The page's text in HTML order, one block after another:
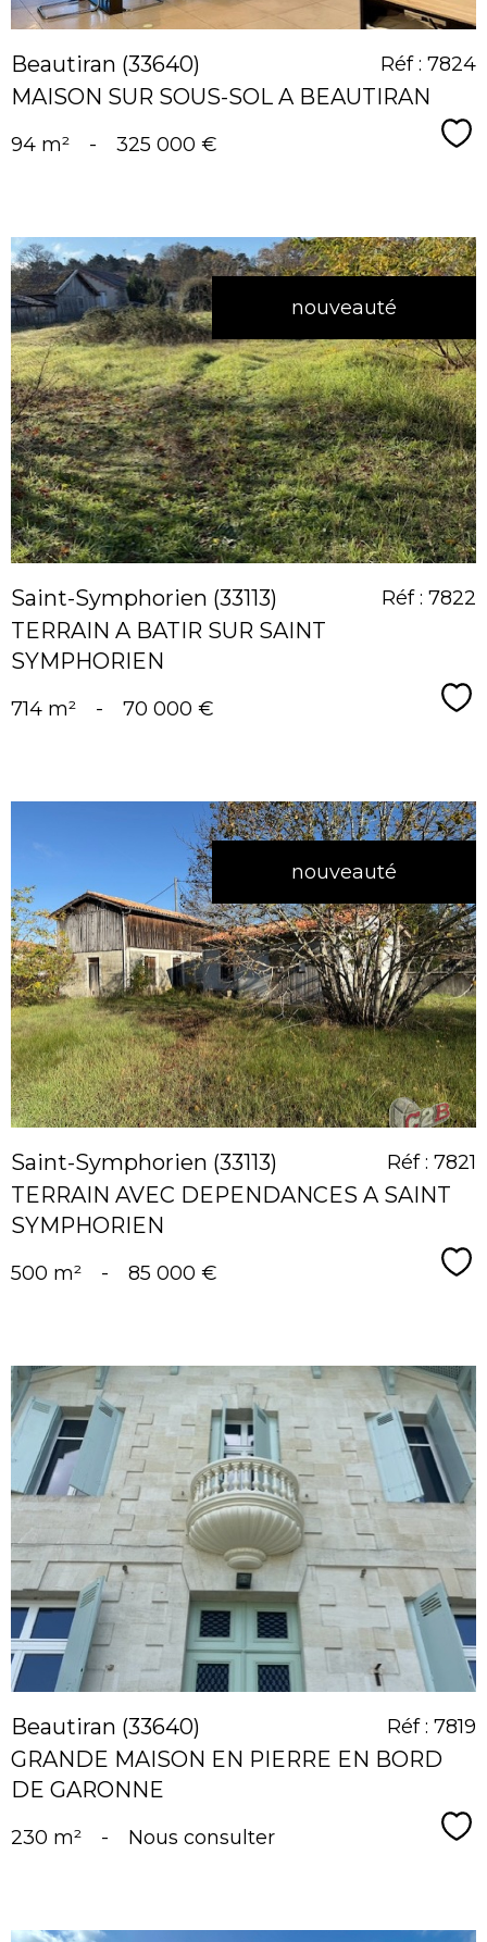
Beautiran (33640)
MAISON SUR SOUS-SOL A BEAUTIRAN
Réf : 7824
94 m² - 325 000 €
nouveauté
voir le
bien
Saint-Symphorien (33113)
TERRAIN A BATIR SUR SAINT
SYMPHORIEN
Réf : 7822
714 m² - 70 000 €
nouveauté
voir le
bien
Saint-Symphorien (33113)
TERRAIN AVEC DEPENDANCES A SAINT
SYMPHORIEN
Réf : 7821
500 m² - 85 000 €
voir le
bien
Beautiran (33640)
GRANDE MAISON EN PIERRE EN BORD
DE GARONNE
Réf : 7819
230 m² - Nous consulter